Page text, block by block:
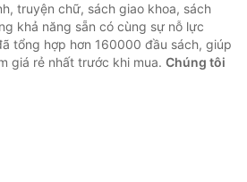
truyện chữ, sách giao khoa, sách
khả năng sẵn có cùng sự nỗ lực
tổng hợp hơn 160000 đầu sách, giúp
giá rẻ nhất trước khi mua. Chúng tôi